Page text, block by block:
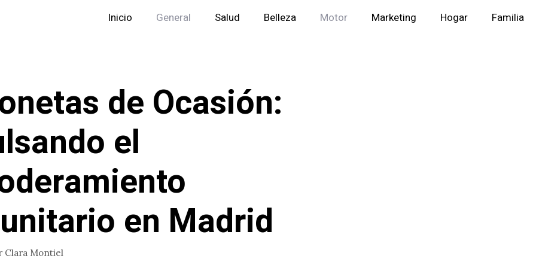
Inicio General Salud Belleza Motor Marketing Hogar Familia
de Ocasión:
el
en Madrid
Clara Montiel